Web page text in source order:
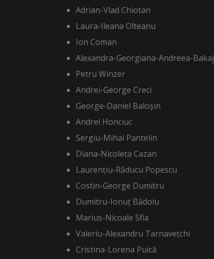
Adrian-Vlad Chiotan
Laura-Ileana Olteanu
Ion Coman
Alexandra-Georgiana-Andreea-Bakaj
Petru Winzer
Andrei-George Creci
George-Daniel Baloșin
Andrei Honciuc
Sergiu-Mihai Pantelin
Diana-Nicoleta Cazan
Laurențiu-Răducu Popescu
Costin-George Dumitru
Dumitru-Ionuț Bădoiu
Marius-Nicoale Sfia
Valeriu-Alexandru Tarnavețchi
Cristina-Lorena Puică